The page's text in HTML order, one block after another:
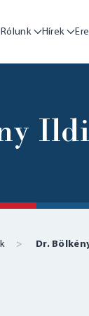
Rólunk Hírek
Ildi
Dr.